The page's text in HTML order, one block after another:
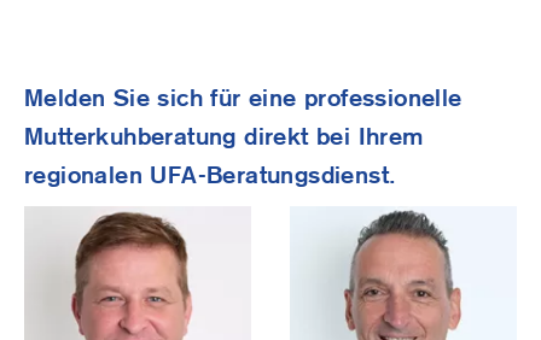
Melden Sie sich für eine professionelle
Mutterkuhberatung direkt bei Ihrem
regionalen UFA-Beratungsdienst.